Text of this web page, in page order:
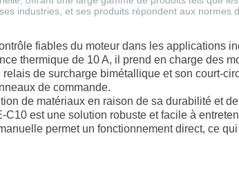
industries, et ses produits répondent aux normes
fiables du moteur dans les applications
thermique de 10 A, il prend en charge des
de surcharge bimétallique et son court-
de commande.
de matériaux en raison de sa durabilité et
est une solution robuste et facile à
permet un fonctionnement direct, ce